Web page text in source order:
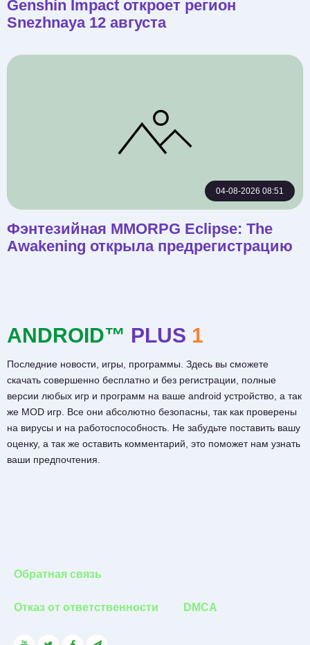
Genshin Impact откроет регион
Snezhnaya 12 августа
04-08-2026 08:51
Фэнтезийная MMORPG Eclipse: The
Awakening открыла предрегистрацию
ANDROID™ PLUS 1
Последние новости, игры, программы. Здесь вы сможете
скачать совершенно бесплатно и без регистрации, полные
версии любых игр и программ на ваше android устройство, а так
же MOD игр. Все они абсолютно безопасны, так как проверены
на вирусы и на работоспособность. Не забудьте поставить вашу
оценку, а так же оставить комментарий, это поможет нам узнать
ваши предпочтения.
Обратная связь
Отказ от ответственности DMCA